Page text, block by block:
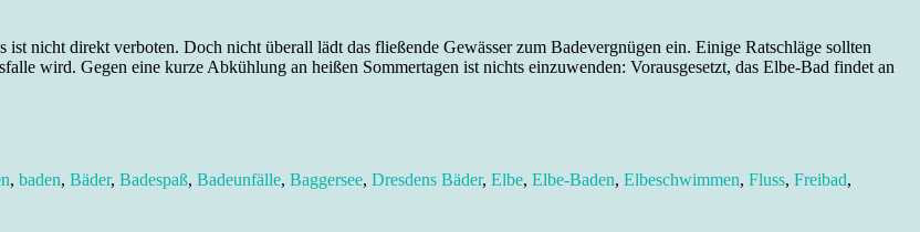
nicht direkt verboten. Doch nicht überall lädt das fließende Gewässer zum Badevergnügen ein. Einige Ratschläge sollten
wird. Gegen eine kurze Abkühlung an heißen Sommertagen ist nichts einzuwenden: Vorausgesetzt, das Elbe-Bad findet an
, baden, Bäder, Badespaß, Badeunfälle, Baggersee, Dresdens Bäder, Elbe, Elbe-Baden, Elbeschwimmen, Fluss, Freibad,